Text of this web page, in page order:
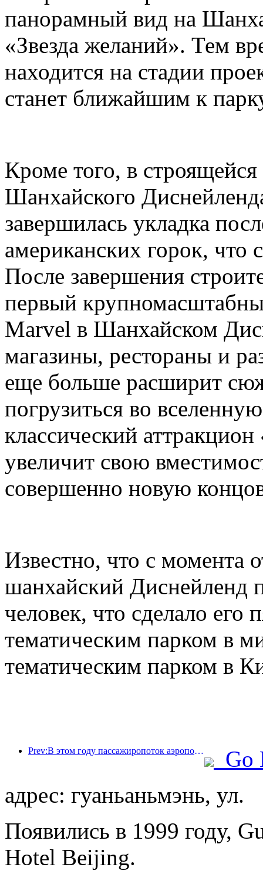
панорамный вид на
«Звезда желаний». Тем
находится на стадии
станет ближайшим к
Кроме того, в строящейся
Шанхайского
завершилась укладка
американских горок, что
После завершения
первый
Marvel в Шанхайском
магазины, рестораны и
еще больше расширит
погрузиться во
классический
увеличит свою
совершенно новую
Известно, что с момента
шанхайский Диснейленд
человек, что сделало
тематическим парком в
тематическим парком в
Prev:В этом году пассажиропоток аэропорта Шэньчжэня превысил 3 миллиона человек, установив новый рекорд за аналогичный период.
Go
адрес: гуаньаньмэнь, ул.
Появились в 1999 году,
Hotel Beijing.